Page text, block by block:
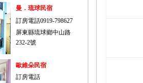
曼．琉球民宿
訂房電話0919-798627
屏東縣琉球鄉中山路
232-2號
歐維朵民宿
訂房電話